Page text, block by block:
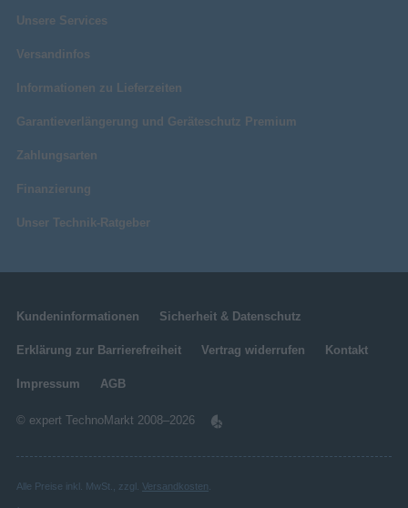
Unsere Services
Versandinfos
Informationen zu Lieferzeiten
Garantieverlängerung und Geräteschutz Premium
Zahlungsarten
Finanzierung
Unser Technik-Ratgeber
Kundeninformationen Sicherheit & Datenschutz
Erklärung zur Barrierefreiheit Vertrag widerrufen Kontakt
Impressum AGB
© expert TechnoMarkt 2008–2026
Alle Preise inkl. MwSt., zzgl. Versandkosten